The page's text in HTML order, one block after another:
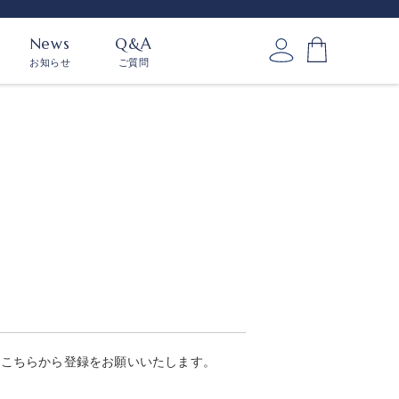
News
お知らせ
Q&A
ご質問
ちらから登録をお願いいたします。